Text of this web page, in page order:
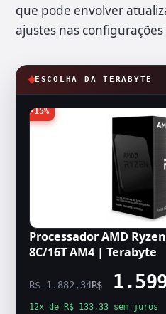
que pode envolver
ajustes nas
ESCOLHA DA TERABYTE
-15%
Processador AMD
8C/16T AM4 | Terabyte
R$ 1.882,34R$
12x de R$ 133,33 sem juros